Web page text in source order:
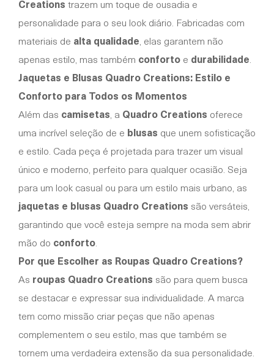
Creations trazem um toque de ousadia e
personalidade para o seu look diário. Fabricadas com
materiais de alta qualidade, elas garantem não
apenas estilo, mas também conforto e durabilidade.
Jaquetas e Blusas Quadro Creations: Estilo e
Conforto para Todos os Momentos
Além das camisetas, a Quadro Creations oferece
uma incrível seleção de e blusas que unem sofisticação
e estilo. Cada peça é projetada para trazer um visual
único e moderno, perfeito para qualquer ocasião. Seja
para um look casual ou para um estilo mais urbano, as
jaquetas e blusas Quadro Creations são versáteis,
garantindo que você esteja sempre na moda sem abrir
mão do conforto.
Por que Escolher as Roupas Quadro Creations?
As roupas Quadro Creations são para quem busca
se destacar e expressar sua individualidade. A marca
tem como missão criar peças que não apenas
complementem o seu estilo, mas que também se
tornem uma verdadeira extensão da sua personalidade.